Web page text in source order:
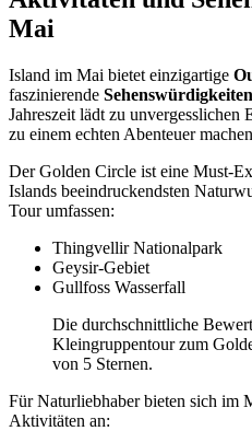
Mai
Island im Mai bietet einzigartige
faszinierende
Jahreszeit lädt zu unvergesslichen
zu einem echten Abenteuer
Der Golden Circle ist eine Must-
Islands beeindruckendsten
Tour umfassen:
Thingvellir Nationalpark
Geysir-Gebiet
Gullfoss Wasserfall
Die durchschnittliche
Kleingruppentour zum
von 5 Sternen.
Für Naturliebhaber bieten sich im
Aktivitäten an: